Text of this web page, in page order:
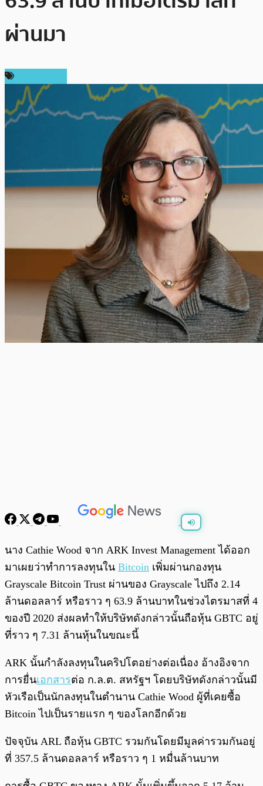
ผ่านมา
/ 0:00
นาง Cathie Wood จาก ARK Invest Management ได้ออก
มาเผยว่าทำการลงทุนใน Bitcoin เพิ่มผ่านกองทุน
Grayscale Bitcoin Trust ผ่านของ Grayscale ไปถึง 2.14
ล้านดอลลาร์ หรือราว ๆ 63.9 ล้านบาทในช่วงไตรมาสที่ 4
ของปี 2020 ส่งผลทำให้บริษัทดังกล่าวนั้นถือหุ้น GBTC อยู่
ที่ราว ๆ 7.31 ล้านหุ้นในขณะนี้
ARK นั้นกำลังลงทุนในคริปโตอย่างต่อเนื่อง อ้างอิงจาก
การยื่นเอกสารต่อ ก.ล.ต. สหรัฐฯ โดยบริษัทดังกล่าวนั้นมี
หัวเรือเป็นนักลงทุนในตำนาน Cathie Wood ผู้ที่เคยซื้อ
Bitcoin ไปเป็นรายแรก ๆ ของโลกอีกด้วย
ปัจจุบัน ARL ถือหุ้น GBTC รวมกันโดยมีมูลค่ารวมกันอยู่
ที่ 357.5 ล้านดอลลาร์ หรือราว ๆ 1 หมื่นล้านบาท